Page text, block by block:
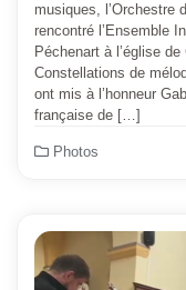
musiques, l’Orchestre
rencontré l’Ensemble
Péchenart à l’église
Constellations de
ont mis à l’honneur
française de […]
Photos